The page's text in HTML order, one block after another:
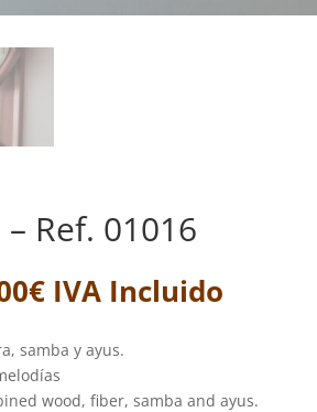
Ref. 01016
€El
precio
actual
es:
160,00€.
IVA Incluido
samba y ayus.
wood, fiber, samba and ayus.